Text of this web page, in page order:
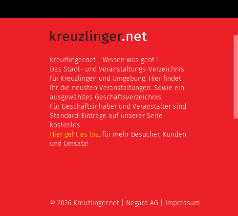
Kreuzlinger.net - Wissen was geht !
Das Stadt- und Veranstaltungs-Verzeichnis
für Kreuzlingen und Umgebung. Hier findet
Ihr die neusten Veranstaltungen. Sowie ein
ausgewähltes Geschäftsverzeichnis.
Für Geschäftsinhaber und Veranstalter sind
Standard-Einträge auf unserer Seite
kostenlos.
Hier geht es los, für mehr Besucher, Kunden
und Umsatz!
© 2026 Kreuzlinger.net | Negara AG Impressum